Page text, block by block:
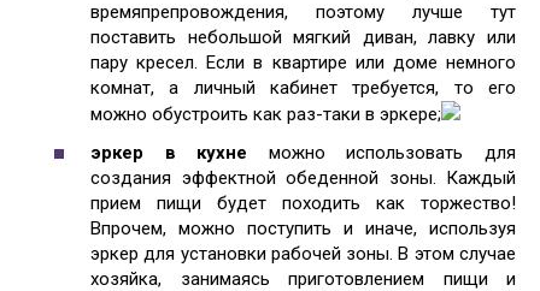
времяпрепровождения, поэтому лучше тут
поставить небольшой мягкий диван, лавку или
пару кресел. Если в квартире или доме немного
комнат, а личный кабинет требуется, то его
можно обустроить как раз-таки в эркере;
эркер в кухне можно использовать для
создания эффектной обеденной зоны. Каждый
прием пищи будет походить как торжество!
Впрочем, можно поступить и иначе, используя
эркер для установки рабочей зоны. В этом случае
хозяйка, занимаясь приготовлением пищи и